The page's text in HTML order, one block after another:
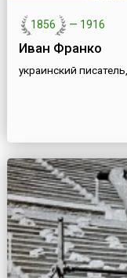
1856 — 1916
Иван Франко
украинский